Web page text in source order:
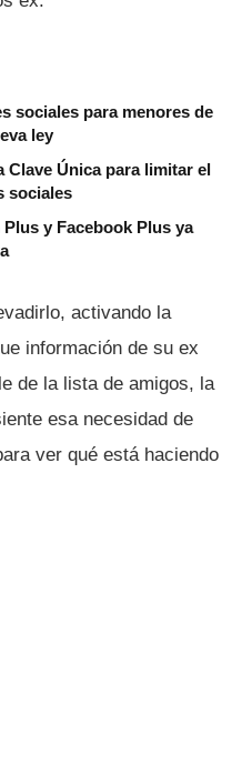
sociales para menores de
ley
Clave Única para limitar el
sociales
y Facebook Plus ya
activando la
información de su ex
de la lista de amigos, la
esa necesidad de
ver qué está haciendo